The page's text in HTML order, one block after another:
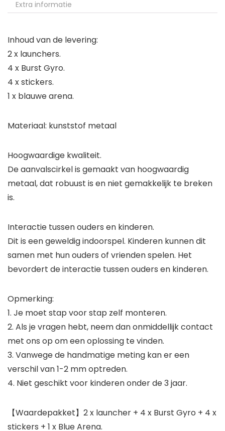
Extra informatie
Inhoud van de levering:
2 x launchers.
4 x Burst Gyro.
4 x stickers.
1 x blauwe arena.
Materiaal: kunststof metaal
Hoogwaardige kwaliteit.
De aanvalscirkel is gemaakt van hoogwaardig
metaal, dat robuust is en niet gemakkelijk te breken
is.
Interactie tussen ouders en kinderen.
Dit is een geweldig indoorspel. Kinderen kunnen dit
samen met hun ouders of vrienden spelen. Het
bevordert de interactie tussen ouders en kinderen.
Opmerking:
1. Je moet stap voor stap zelf monteren.
2. Als je vragen hebt, neem dan onmiddellijk contact
met ons op om een oplossing te vinden.
3. Vanwege de handmatige meting kan er een
verschil van 1-2 mm optreden.
4. Niet geschikt voor kinderen onder de 3 jaar.
【Waardepakket】2 x launcher + 4 x Burst Gyro + 4 x
stickers + 1 x Blue Arena.